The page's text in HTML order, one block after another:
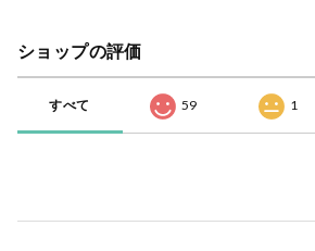
ショップの評価
すべて 59 1